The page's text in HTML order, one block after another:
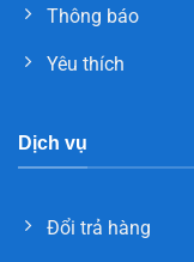
Thông báo
Yêu thích
Dịch vụ
Đổi trả hàng